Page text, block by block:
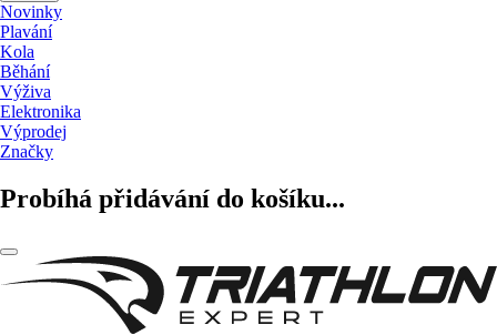
Novinky
Plavání
Kola
Běhání
Výživa
Elektronika
Výprodej
Značky
Probíhá přidávání do košíku...